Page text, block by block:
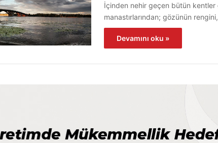
İçinden nehir geçen bütün kentler
manastırlarından; gözünün
Devamını oku »